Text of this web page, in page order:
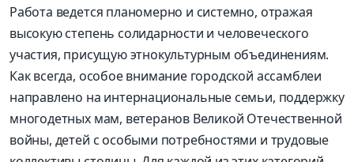
Работа ведется планомерно и системно, отражая
высокую степень солидарности и человеческого
участия, присущую этнокультурным объединениям.
Как всегда, особое внимание городской ассамблеи
направлено на интернациональные семьи, поддержку
многодетных мам, ветеранов Великой Отечественной
войны, детей с особыми потребностями и трудовые